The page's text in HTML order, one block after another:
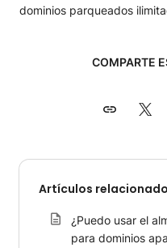
dominios parqueados
COMPARTE
Artículos
¿Puedo usar el
para dominios